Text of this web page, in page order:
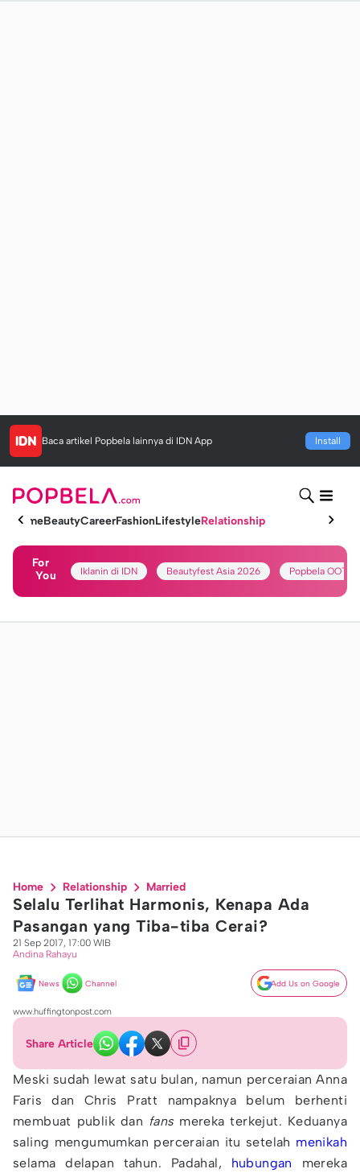
Baca artikel Popbela lainnya di IDN App Install
HomeBeautyCareerFashionLifestyleRelationship
For
You
Iklanin di IDN Beautyfest Asia 2026 Popbela OOTD
Home Relationship Married
Selalu Terlihat Harmonis, Kenapa Ada
Pasangan yang Tiba-tiba Cerai?
21 Sep 2017, 17:00 WIB
Andina Rahayu
News Channel Add Us on Google
www.huffingtonpost.com
Share Article
Meski sudah lewat satu bulan, namun perceraian Anna
Faris dan Chris Pratt nampaknya belum berhenti
membuat publik dan fansmereka terkejut. Keduanya
saling mengumumkan perceraian itu setelah menikah
selama delapan tahun. Padahal, hubungan mereka